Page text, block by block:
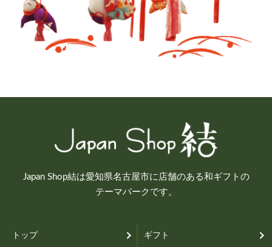
Japan Shop結は愛知県名古屋市に店舗のある和ギフトの
テーマパークです。
トップ ギフト